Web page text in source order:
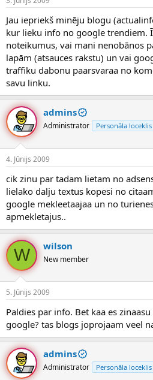
n
u
z
s
ā
c
ē
s
a
u
m
s
Jau iepriekš minēju blogu
kur lieku info no google trendiem.
noteikumus, vai mani nenobānos
lapām (atsauces rakstu) un vai
traffiku dabonu paarsvaraa no
savu linku.
admins
Administrator Personāla loceklis
4. Jūnijs 2009
cik zinu par tadam lietam no
lielako dalju textus kopesi no
google mekleetaajaa un no
apmekletajus..
W wilson
New member
5. Jūnijs 2009
Paldies par info. Bet kaa es
google? tas blogs joprojaam veel
admins
Administrator Personāla loceklis